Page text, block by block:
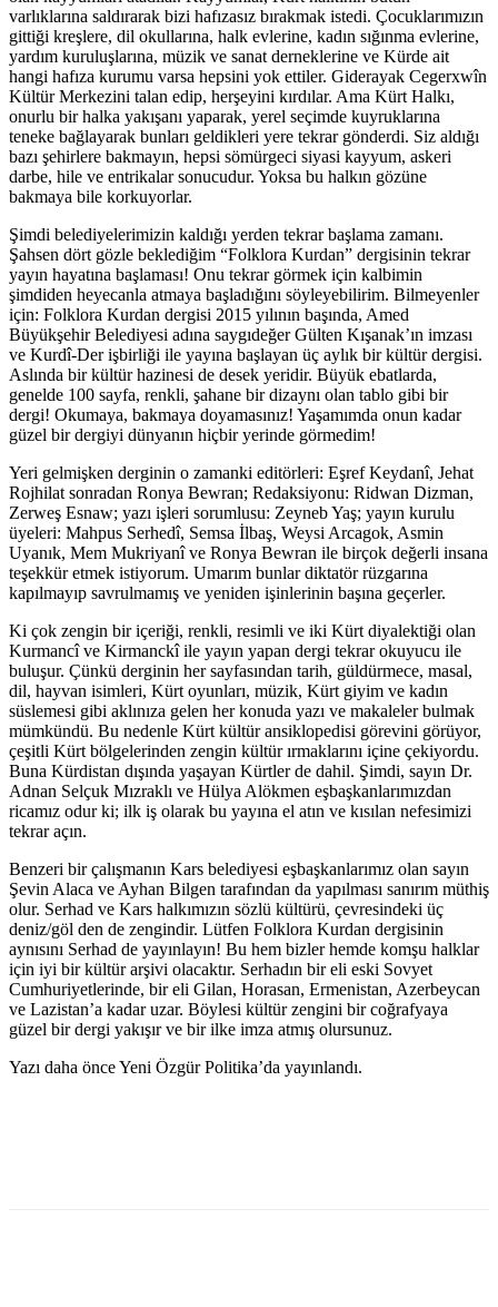
varlıklarına saldırarak bizi hafızasız bırakmak istedi. Çocuklarımızın
gittiği kreşlere, dil okullarına, halk evlerine, kadın sığınma evlerine,
yardım kuruluşlarına, müzik ve sanat derneklerine ve Kürde ait
hangi hafıza kurumu varsa hepsini yok ettiler. Giderayak Cegerxwîn
Kültür Merkezini talan edip, herşeyini kırdılar. Ama Kürt Halkı,
onurlu bir halka yakışanı yaparak, yerel seçimde kuyruklarına
teneke bağlayarak bunları geldikleri yere tekrar gönderdi. Siz aldığı
bazı şehirlere bakmayın, hepsi sömürgeci siyasi kayyum, askeri
darbe, hile ve entrikalar sonucudur. Yoksa bu halkın gözüne
bakmaya bile korkuyorlar.
Şimdi belediyelerimizin kaldığı yerden tekrar başlama zamanı.
Şahsen dört gözle beklediğim “Folklora Kurdan” dergisinin tekrar
yayın hayatına başlaması! Onu tekrar görmek için kalbimin
şimdiden heyecanla atmaya başladığını söyleyebilirim. Bilmeyenler
için: Folklora Kurdan dergisi 2015 yılının başında, Amed
Büyükşehir Belediyesi adına saygıdeğer Gülten Kışanak’ın imzası
ve Kurdî-Der işbirliği ile yayına başlayan üç aylık bir kültür dergisi.
Aslında bir kültür hazinesi de desek yeridir. Büyük ebatlarda,
genelde 100 sayfa, renkli, şahane bir dizaynı olan tablo gibi bir
dergi! Okumaya, bakmaya doyamasınız! Yaşamımda onun kadar
güzel bir dergiyi dünyanın hiçbir yerinde görmedim!
Yeri gelmişken derginin o zamanki editörleri: Eşref Keydanî, Jehat
Rojhilat sonradan Ronya Bewran; Redaksiyonu: Ridwan Dizman,
Zerweş Esnaw; yazı işleri sorumlusu: Zeyneb Yaş; yayın kurulu
üyeleri: Mahpus Serhedî, Semsa İlbaş, Weysi Arcagok, Asmin
Uyanık, Mem Mukriyanî ve Ronya Bewran ile birçok değerli insana
teşekkür etmek istiyorum. Umarım bunlar diktatör rüzgarına
kapılmayıp savrulmamış ve yeniden işinlerinin başına geçerler.
Ki çok zengin bir içeriği, renkli, resimli ve iki Kürt diyalektiği olan
Kurmancî ve Kirmanckî ile yayın yapan dergi tekrar okuyucu ile
buluşur. Çünkü derginin her sayfasından tarih, güldürmece, masal,
dil, hayvan isimleri, Kürt oyunları, müzik, Kürt giyim ve kadın
süslemesi gibi aklınıza gelen her konuda yazı ve makaleler bulmak
mümkündü. Bu nedenle Kürt kültür ansiklopedisi görevini görüyor,
çeşitli Kürt bölgelerinden zengin kültür ırmaklarını içine çekiyordu.
Buna Kürdistan dışında yaşayan Kürtler de dahil. Şimdi, sayın Dr.
Adnan Selçuk Mızraklı ve Hülya Alökmen eşbaşkanlarımızdan
ricamız odur ki; ilk iş olarak bu yayına el atın ve kısılan nefesimizi
tekrar açın.
Benzeri bir çalışmanın Kars belediyesi eşbaşkanlarımız olan sayın
Şevin Alaca ve Ayhan Bilgen tarafından da yapılması sanırım müthiş
olur. Serhad ve Kars halkımızın sözlü kültürü, çevresindeki üç
deniz/göl den de zengindir. Lütfen Folklora Kurdan dergisinin
aynısını Serhad de yayınlayın! Bu hem bizler hemde komşu halklar
için iyi bir kültür arşivi olacaktır. Serhadın bir eli eski Sovyet
Cumhuriyetlerinde, bir eli Gilan, Horasan, Ermenistan, Azerbeycan
ve Lazistan’a kadar uzar. Böylesi kültür zengini bir coğrafyaya
güzel bir dergi yakışır ve bir ilke imza atmış olursunuz.
Yazı daha önce Yeni Özgür Politika’da yayınlandı.